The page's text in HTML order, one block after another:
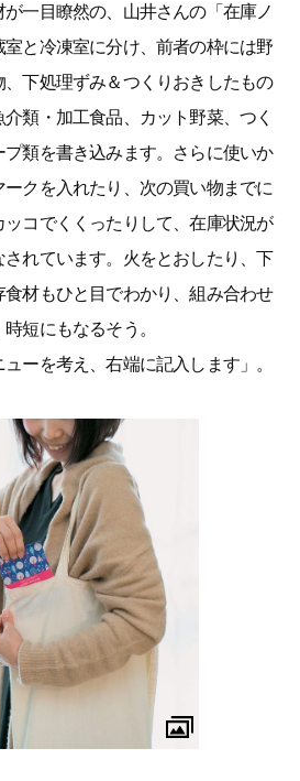
一目瞭然の、山井さんの「在庫ノ
と冷凍室に分け、前者の枠には野
下処理ずみ＆つくりおきしたもの
類・加工食品、カット野菜、つく
プ類を書き込みます。さらに使いか
クを入れたり、次の買い物までに
コでくくったりして、在庫状況が
れています。火をとおしたり、下
材もひと目でわかり、組み合わせ
短にもなるそう。
ューを考え、右端に記入します」。